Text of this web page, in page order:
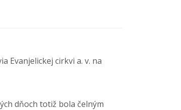
Evanjelickej cirkvi a. v. na
dňoch totiž bola čelným